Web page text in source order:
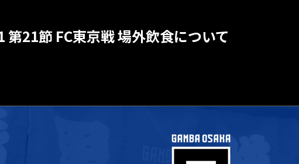
21節 FC東京戦 場外飲食について